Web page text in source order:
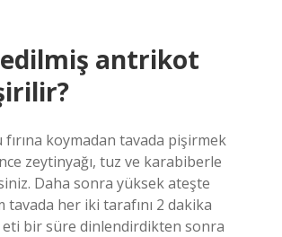
antrikot
koymadan tavada pişirmek
zeytinyağı, tuz ve karabiberle
Daha sonra yüksek ateşte
tavada her iki tarafını 2 dakika
eti bir süre dinlendirdikten sonra